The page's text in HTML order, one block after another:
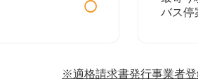
バス停
※適格請求書発行事業者